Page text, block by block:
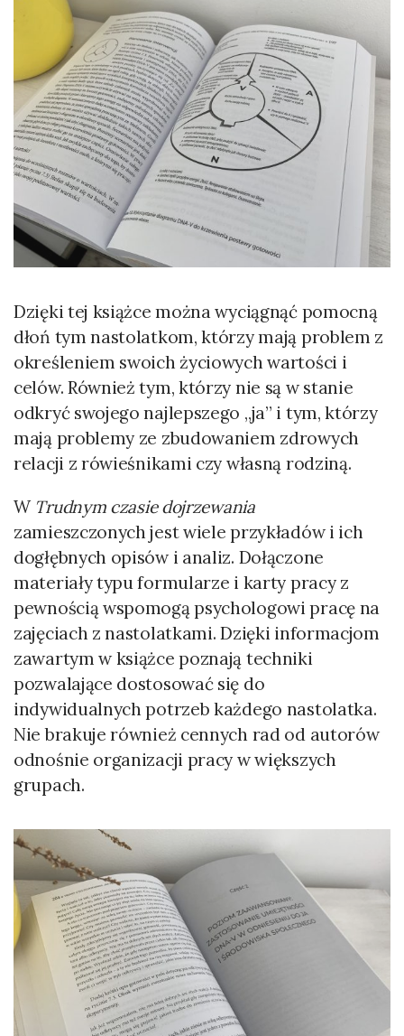
Dzięki tej książce można wyciągnąć pomocną
dłoń tym nastolatkom, którzy mają problem z
określeniem swoich życiowych wartości i
celów. Również tym, którzy nie są w stanie
odkryć swojego najlepszego „ja” i tym, którzy
mają problemy ze zbudowaniem zdrowych
relacji z rówieśnikami czy własną rodziną.
W Trudnym czasie dojrzewania
zamieszczonych jest wiele przykładów i ich
dogłębnych opisów i analiz. Dołączone
materiały typu formularze i karty pracy z
pewnością wspomogą psychologowi pracę na
zajęciach z nastolatkami. Dzięki informacjom
zawartym w książce poznają techniki
pozwalające dostosować się do
indywidualnych potrzeb każdego nastolatka.
Nie brakuje również cennych rad od autorów
odnośnie organizacji pracy w większych
grupach.